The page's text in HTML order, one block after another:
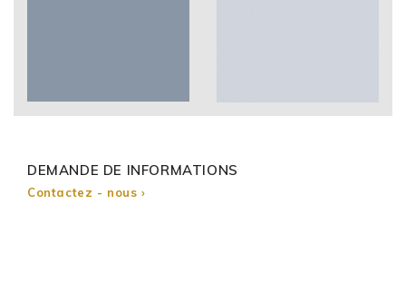
DEMANDE DE INFORMATIONS
Contactez - nous ›